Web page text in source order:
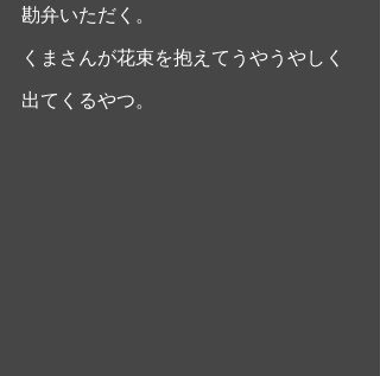
勘弁いただく。
くまさんが花束を抱えてうやうやしく
出てくるやつ。